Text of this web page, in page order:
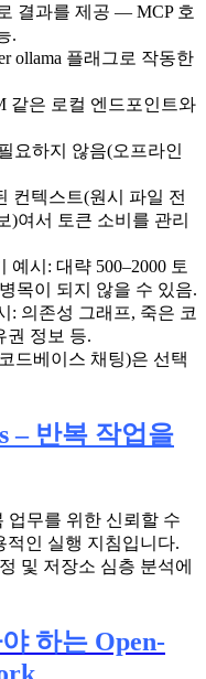
결과를 제공 — MCP 호
.
ollama 플래그로 작동한
같은 로컬 엔드포인트와
요하지 않음(오프라인
컨텍스트(원시 파일 전
)여서 토큰 소비를 관리
시: 대략 500–2000 토
목이 되지 않을 수 있음.
: 의존성 그래프, 죽은 코
권 정보 등.
드베이스 채팅)은 선택
– 반복 작업을
업무를 위한 신뢰할 수
적인 실행 지침입니다.
및 저장소 심층 분석에
하는 Open-